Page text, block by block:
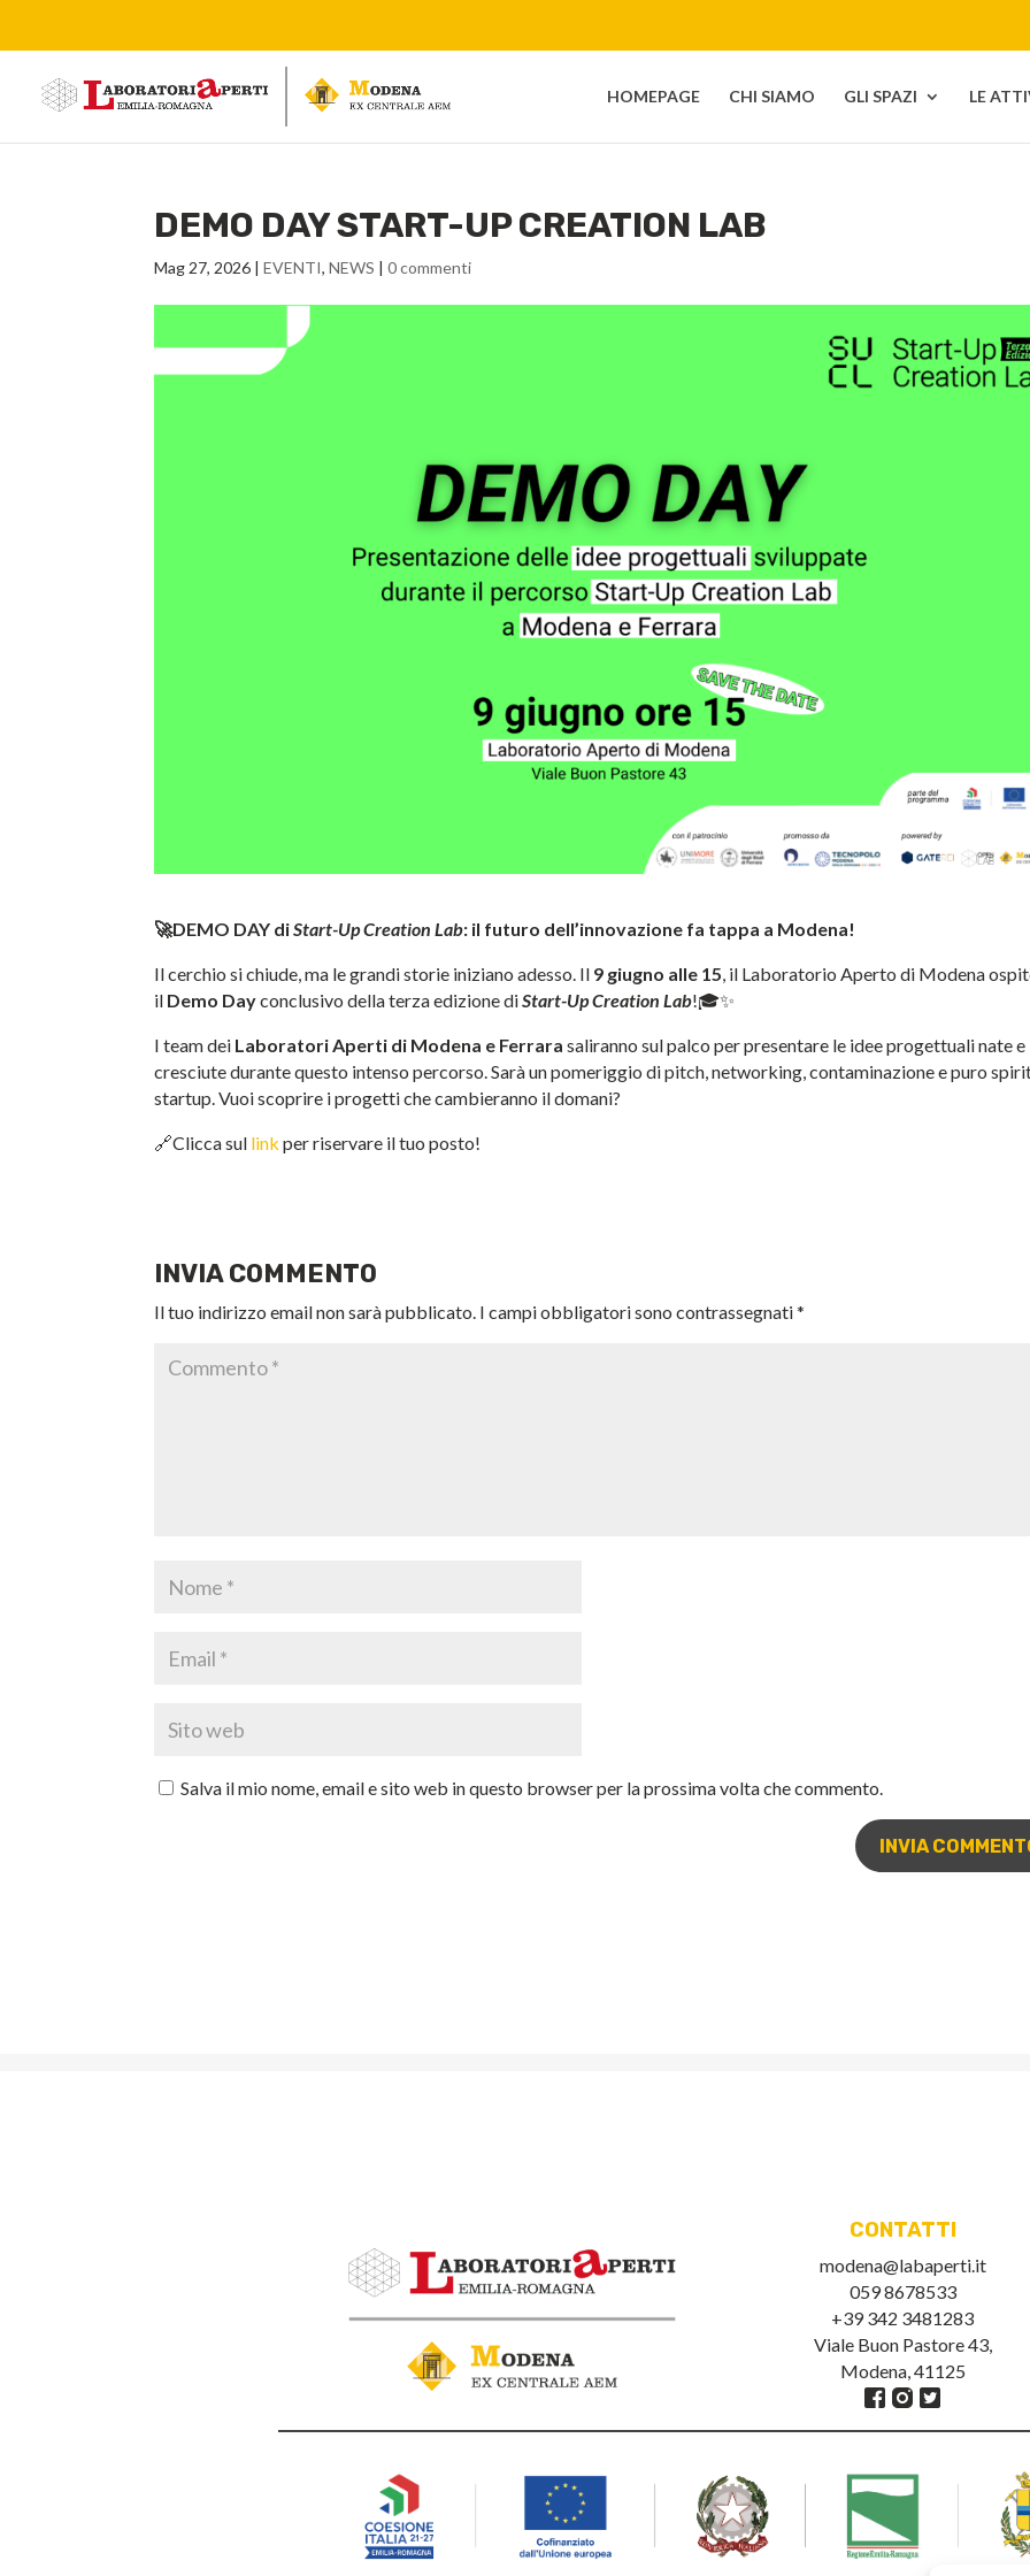
HOMEPAGE CHI SIAMO GLI SPAZI LE
DEMO DAY START-UP CREATION LAB
Mag 27, 2026 |EVENTI,NEWS |0 commenti
🚀DEMO DAY diStart-Up Creation Lab: il futuro dell’innovazione fa tappa a Modena!
Il cerchio si chiude, ma le grandi storie iniziano adesso. Il 9 giugno alle 15 , il Laboratorio Aperto di Modena
il Demo Dayconclusivo della terza edizione diStart-Up Creation Lab!🎓✨
I team dei Laboratori Aperti di Modena e Ferrara saliranno sul palco per presentare le idee progettuali nate e
cresciute durante questo intenso percorso. Sarà un pomeriggio di pitch, networking, contaminazione e puro
startup. Vuoi scoprire i progetti che cambieranno il domani?
🔗Clicca sul link per riservare il tuo posto!
INVIA COMMENTO
Il tuo indirizzo email non sarà pubblicato. I campi obbligatori sono contrassegnati*
Salva il mio nome, email e sito web in questo browser per la prossima volta che commento.
CONTATTI
modena@labaperti.it
059 8678533
+39 342 3481283
Viale Buon Pastore 43,
Modena, 41125